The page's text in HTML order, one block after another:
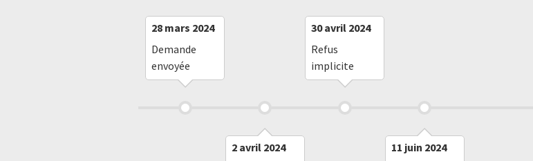
28 mars 2024
Demande
envoyée
2 avril 2024
30 avril 2024
Refus
implicite
11 juin 2024